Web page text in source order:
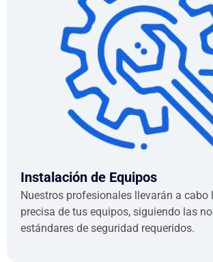
Instalación de Equipos
Nuestros profesionales llevarán a cabo
precisa de tus equipos, siguiendo las
estándares de seguridad requeridos.